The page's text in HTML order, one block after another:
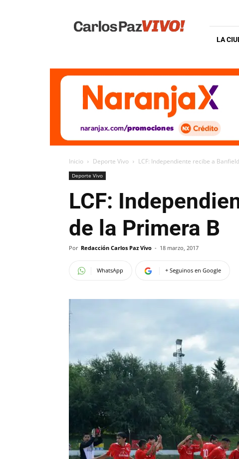
Vivo
LA
Inicio Deporte Vivo LCF: Independiente recibe a
Deporte Vivo
LCF:
de la Primera B
Por Redacción Carlos Paz Vivo - 18 marzo, 2017
WhatsApp + Seguinos en Google